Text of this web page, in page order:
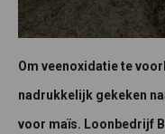
Om veenoxidatie te
nadrukkelijk gekeken
voor maïs. Loonbedrijf